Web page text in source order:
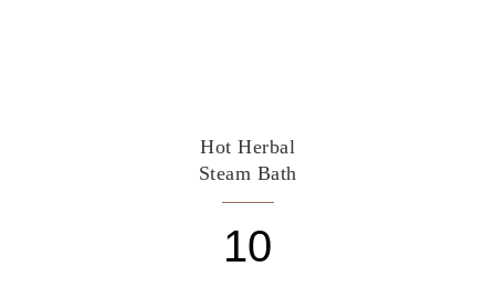
10
Hot Herbal
Steam Bath